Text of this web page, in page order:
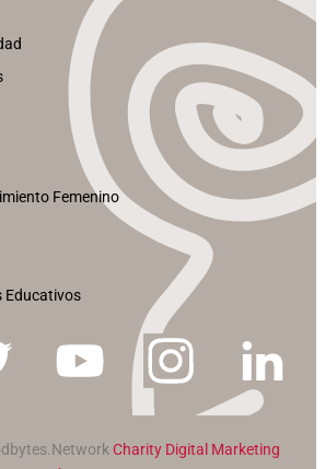
Femenino
Educativos
Charity Digital Marketing